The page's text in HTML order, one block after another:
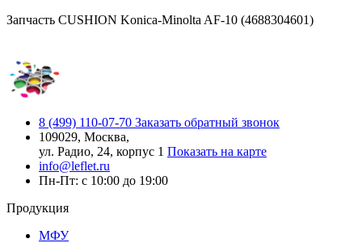
Запчасть CUSHION Konica-Minolta AF-10 (4688304601)
8 (499) 110-07-70 Заказать обратный звонок
109029, Москва,
ул. Радио, 24, корпус 1 Показать на карте
info@leflet.ru
Пн-Пт: с 10:00 до 19:00
Продукция
МФУ